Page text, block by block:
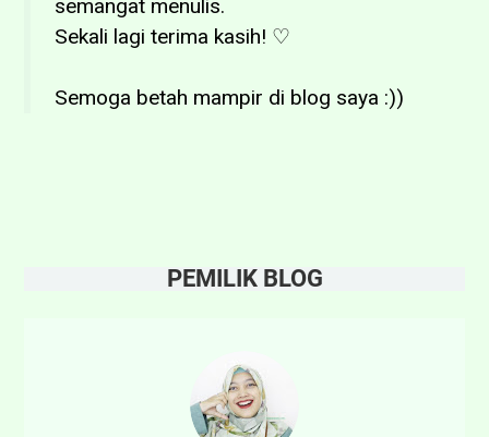
semangat menulis.
Sekali lagi terima kasih! ♡
Semoga betah mampir di blog saya :))
PEMILIK BLOG